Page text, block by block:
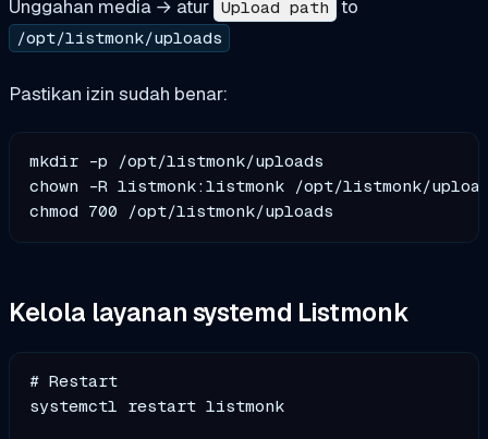
Unggahan media → atur Upload path to
/opt/listmonk/uploads
Pastikan izin sudah benar:
mkdir -p /opt/listmonk/uploads
chown -R listmonk:listmonk /opt/listmonk/
Kelola layanan systemd Listmonk
# Restart
systemctl restart listmonk